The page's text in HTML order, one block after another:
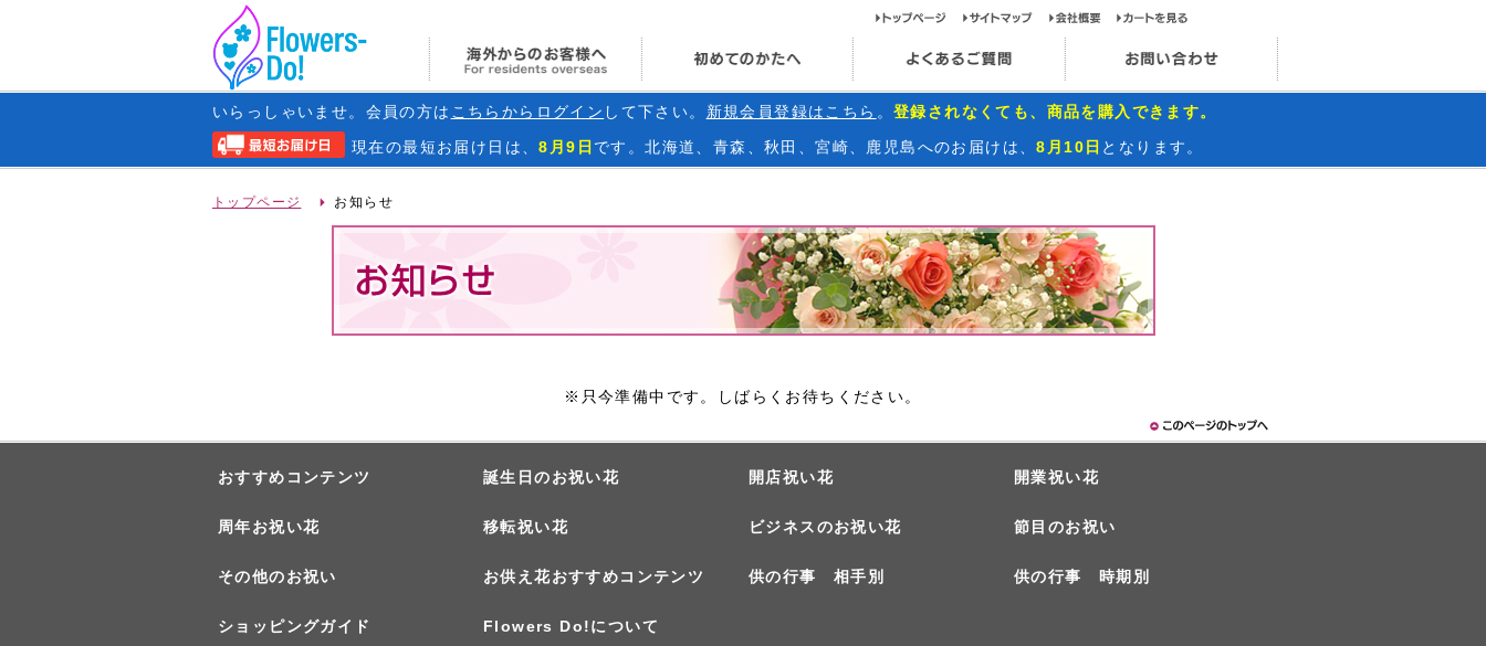
トップページサイトマップ会社概要
お問い合わせ
海外からのお客様へ 初めてのかたへ よくあるご質問 お問い合わせ
いらっしゃいませ。会員の方は こちらからログイン して下さい。 新規会員登録はこちら 。登録されなくても、商品を購入できます。
現在の最短お届け日 は、8月9日 です。北海道、青森、秋田、宮崎、鹿児島へのお届けは、8月10日 となります。
トップページ お知らせ
※只今準備中です。しばらくお待ちください。
おすすめコンテンツ 誕生日のお祝い花 開店祝い花 開業祝い花
周年お祝い花 移転祝い花 ビジネスのお祝い花 節目のお祝い
その他のお祝い お供え花おすすめコンテンツ 供の行事 相手別 供の行事 時期別
ショッピングガイド
Flowers Do!について